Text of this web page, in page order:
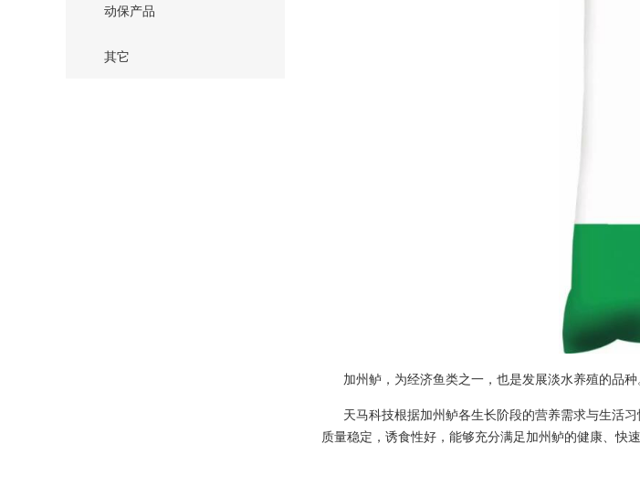
动保产品
其它
加州鲈，为经济鱼类之一，也是发展淡水养殖的品种
天马科技根据加州鲈各生长阶段的营养需求与生活习
质量稳定，诱食性好，能够充分满足加州鲈的健康、快速